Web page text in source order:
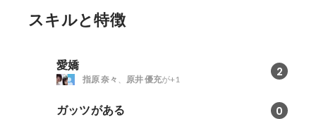
スキルと特徴
愛嬌 2
指原 奈々 、 原井 優充が+1
ガッツがある 0